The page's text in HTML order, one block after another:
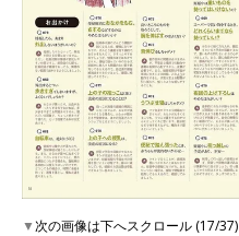
▼次の画像は下へスクロール (17/37)